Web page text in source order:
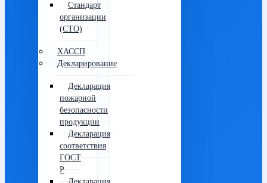
Стандарт
организации
(СТО)
ХАССП
Декларирование
Декларация
пожарной
безопасности
продукции
Декларация
соответствия
ГОСТ
Р